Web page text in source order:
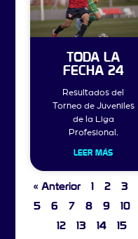
TODA LA
FECHA 24
Resultados del
Torneo de Juveniles
de la Liga
Profesional.
LEER MÁS
« Anterior 1 2 3
5
6 7 8 9 10
12
13 14
15